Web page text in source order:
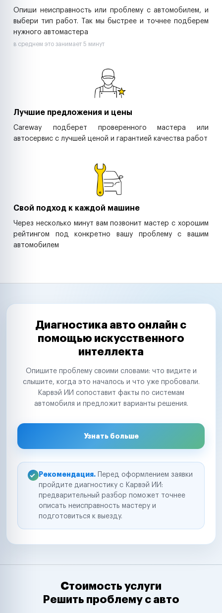
Опиши неисправность или проблему с автомобилем, и
выбери тип работ. Так мы быстрее и точнее подберем
нужного автомастера
в среднем это занимает 5 минут
Лучшие предложения и цены
Careway подберет проверенного мастера или
автосервис с лучшей ценой и гарантией качества работ
Свой подход к каждой машине
Через несколько минут вам позвонит мастер с хорошим
рейтингом под конкретно вашу проблему с вашим
автомобилем
Диагностика авто онлайн с
помощью искусственного
интеллекта
Опишите проблему своими словами: что видите и
слышите, когда это началось и что уже пробовали.
Карвэй ИИ сопоставит факты по системам
автомобиля и предложит варианты решения.
Узнать больше
Рекомендация. Перед оформлением заявки
пройдите диагностику с Карвэй ИИ:
предварительный разбор поможет точнее
описать неисправность мастеру и
подготовиться к выезду.
Стоимость услуги
Решить проблему с авто